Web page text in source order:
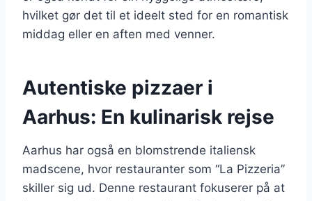
hvilket gør det til et ideelt sted for en romantisk
middag eller en aften med venner.
Autentiske pizzaer i
Aarhus: En kulinarisk rejse
Aarhus har også en blomstrende italiensk
madscene, hvor restauranter som “La Pizzeria”
skiller sig ud. Denne restaurant fokuserer på at